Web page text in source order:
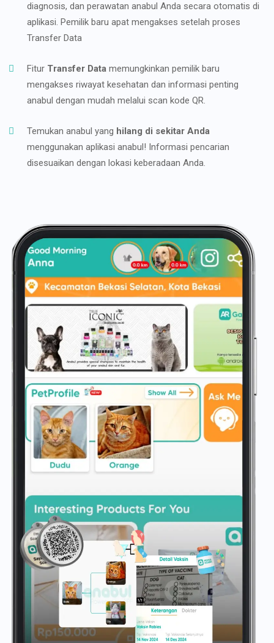
diagnosis, dan perawatan anabul Anda secara otomatis di
aplikasi. Pemilik baru apat mengakses setelah proses
Transfer Data
Fitur Transfer Data memungkinkan pemilik baru
mengakses riwayat kesehatan dan informasi penting
anabul dengan mudah melalui scan kode QR.
Temukan anabul yang hilang di sekitar Anda
menggunakan aplikasi anabul! Informasi pencarian
disesuaikan dengan lokasi keberadaan Anda.